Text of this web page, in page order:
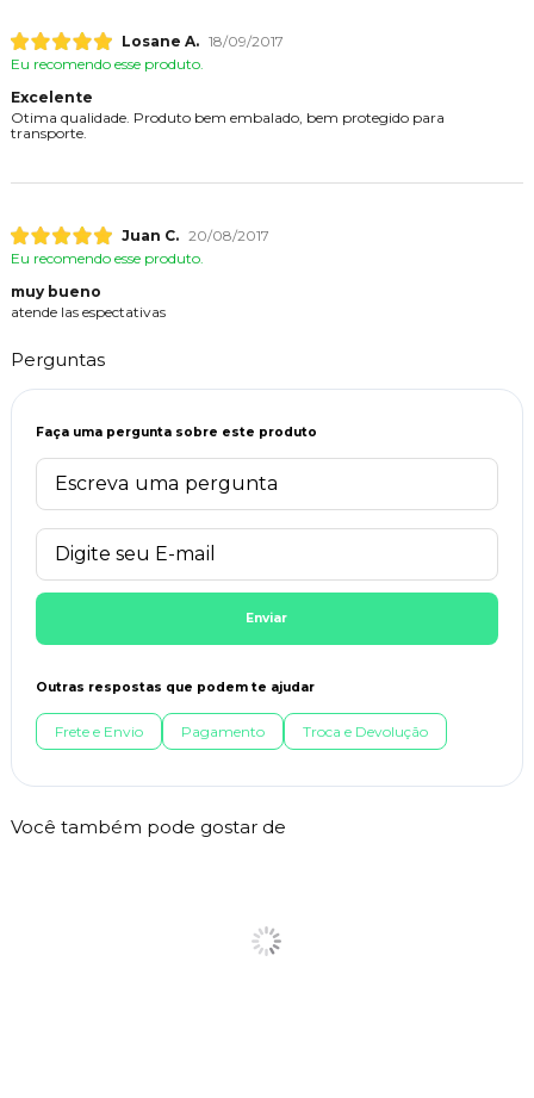
Losane A. 18/09/2017
Eu recomendo esse produto.
Excelente
Otima qualidade. Produto bem embalado, bem protegido para
transporte.
Juan C. 20/08/2017
Eu recomendo esse produto.
muy bueno
atende las espectativas
Perguntas
Faça uma pergunta sobre este produto
Enviar
Outras respostas que podem te ajudar
Frete e Envio Pagamento Troca e Devolução
Você também pode gostar de